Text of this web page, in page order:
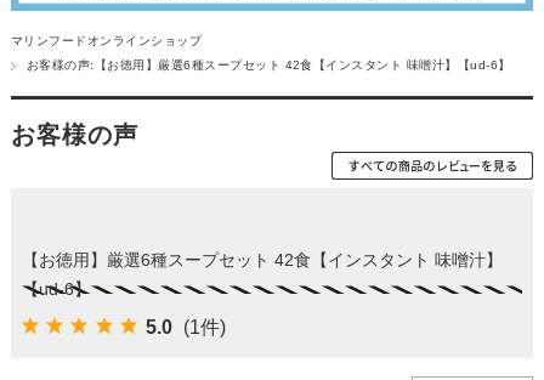
マリンフードオンラインショップ
お客様の声:【お徳用】厳選6種スープセット 42食【インスタント 味噌汁】【ud-6】
お客様の声
【お徳用】厳選6種スープセット 42食【インスタント 味噌汁】
【ud-6】
5.0 (1件)